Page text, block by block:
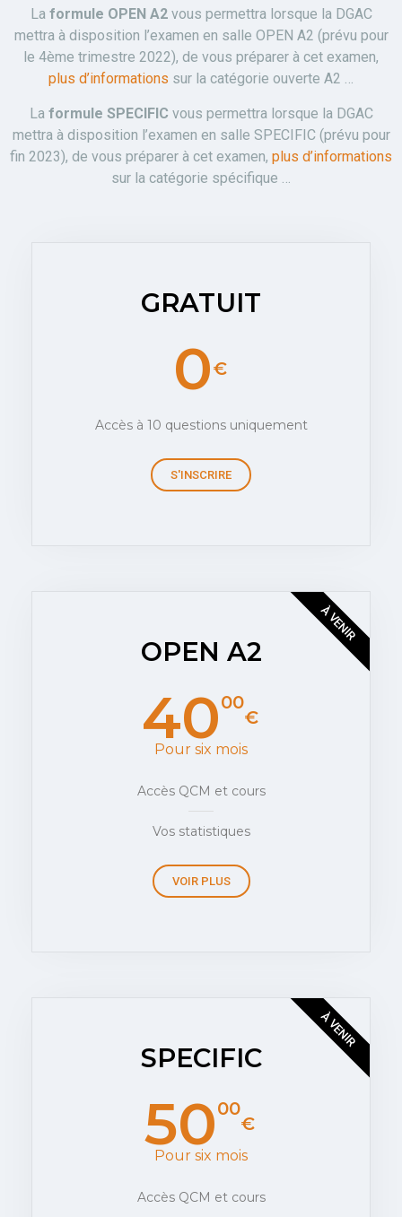
La formule OPEN A2vous permettra lorsque la DGAC
mettra à disposition l’examen en salle OPEN A2 (prévu pour
le 4ème trimestre 2022), de vous préparer à cet examen,
plus d’informations sur la catégorie ouverte A2 …
La formule SPECIFIC vous permettra lorsque la DGAC
mettra à disposition l’examen en salle SPECIFIC (prévu pour
fin 2023), de vous préparer à cet examen, plus d’informations
sur la catégorie spécifique …
GRATUIT
0€
Accès à 10 questions uniquement
S'INSCRIRE
OPEN A2
4000
€
Pour six mois
Accès QCM et cours
Vos statistiques
VOIR PLUS
À VENIR
SPECIFIC
5000
€
Pour six mois
Accès QCM et cours
À VENIR